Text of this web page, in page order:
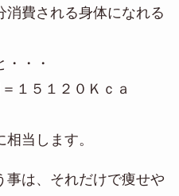
消費される身体になれる
・・
１５１２０Ｋｃａ
相当します。
事は、それだけで痩せや